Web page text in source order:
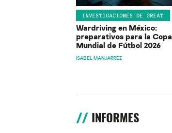
INVESTIGACIONES DE GREAT
Wardriving en México:
preparativos para la Copa
Mundial de Fútbol 2026
ISABEL MANJARREZ
INFORMES